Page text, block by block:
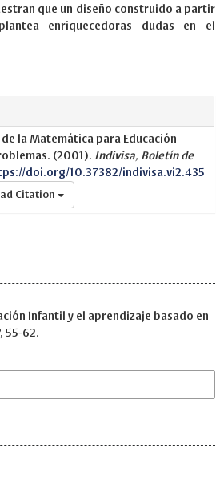
que un diseño construido a partir
enriquecedoras dudas en el
la Matemática para Educación
(2001). Indivisa, Boletín de
doi.org/10.37382/indivisa.vi2.435
Citation
Infantil y el aprendizaje basado en
, 55-62.